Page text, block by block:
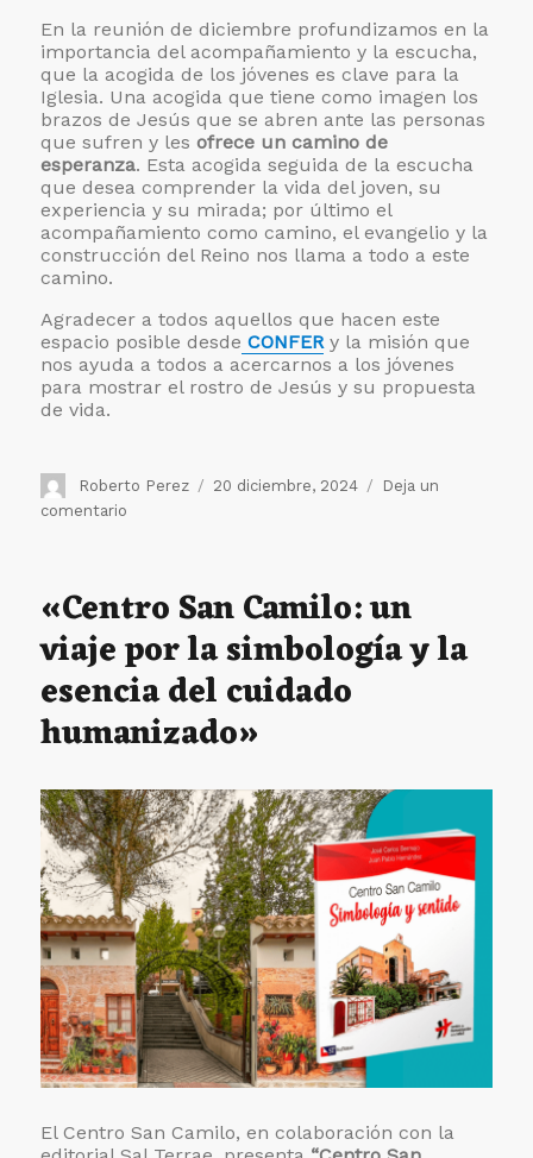
En la reunión de diciembre profundizamos en la
importancia del acompañamiento y la escucha,
que la acogida de los jóvenes es clave para la
Iglesia. Una acogida que tiene como imagen los
brazos de Jesús que se abren ante las personas
que sufren y les ofrece un camino de
esperanza. Esta acogida seguida de la escucha
que desea comprender la vida del joven, su
experiencia y su mirada; por último el
acompañamiento como camino, el evangelio y la
construcción del Reino nos llama a todo a este
camino.
Agradecer a todos aquellos que hacen este
espacio posible desde CONFER y la misión que
nos ayuda a todos a acercarnos a los jóvenes
para mostrar el rostro de Jesús y su propuesta
de vida.
Autor
Roberto Perez
Publicado
20 diciembre, 2024
Deja un
comentario
Jóvenes
«Centro San Camilo: un
viaje por la simbología y la
esencia del cuidado
humanizado»
El Centro San Camilo, en colaboración con la